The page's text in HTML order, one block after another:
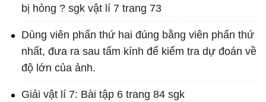
bị hỏng ? sgk vật lí 7 trang 73
Dùng viên phấn thứ hai đúng bằng viên phấn thứ
nhất, đưa ra sau tấm kính để kiểm tra dự đoán về
độ lớn của ảnh.
Giải vật lí 7: Bài tập 6 trang 84 sgk